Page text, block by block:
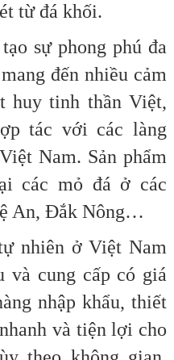
từ đá khối.
sự phong phú đa
đến nhiều cảm
huy tinh thần Việt,
tác với các làng
Nam. Sản phẩm
các mỏ đá ở các
An, Đắk Nông…
ở Việt Nam
và cung cấp có giá
nhập khẩu, thiết
và tiện lợi cho